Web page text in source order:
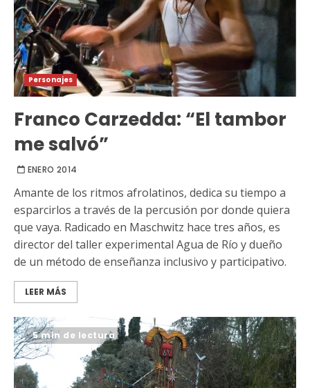
Personajes
Franco Carzedda: “El tambor
me salvó”
ENERO 2014
Amante de los ritmos afrolatinos, dedica su tiempo a
esparcirlos a través de la percusión por donde quiera
que vaya. Radicado en Maschwitz hace tres años, es
director del taller experimental Agua de Río y dueño
de un método de enseñanza inclusivo y participativo.
LEER MÁS
5 min de lectura